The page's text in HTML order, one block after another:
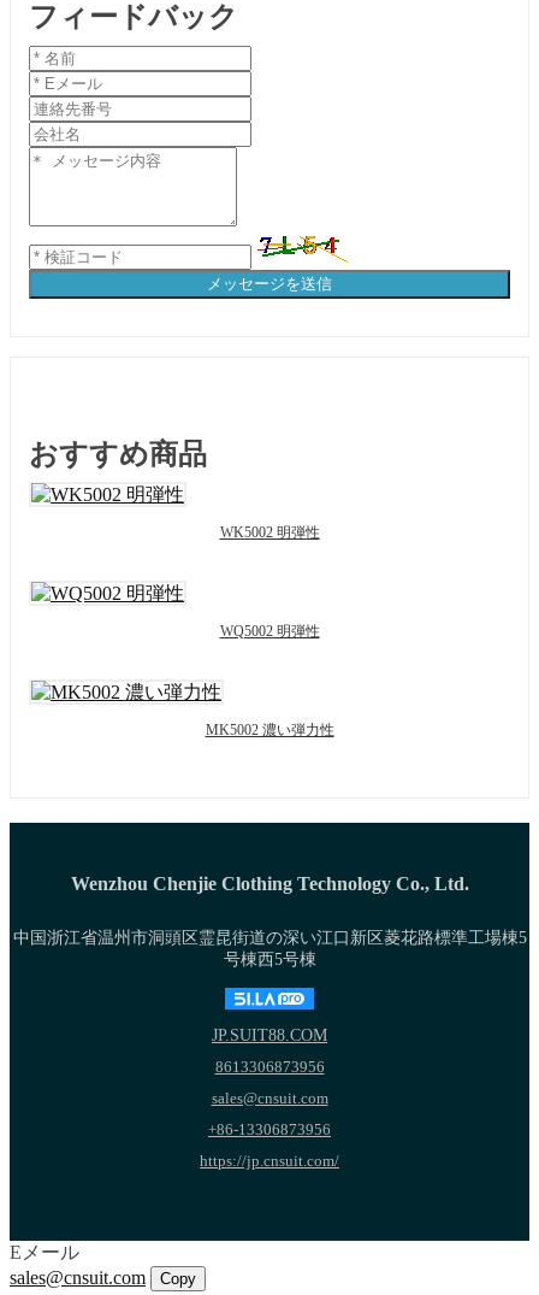
フィードバック
メッセージを送信
おすすめ商品
WK5002 明弾性
WQ5002 明弾性
MK5002 濃い弾力性
Wenzhou Chenjie Clothing Technology Co., Ltd.
中国浙江省温州市洞頭区霊昆街道の深い江口新区菱花路標準工場棟5
号棟西5号棟
JP.SUIT88.COM
8613306873956
sales@cnsuit.com
+86-13306873956
https://jp.cnsuit.com/
Eメール
sales@cnsuit.com
Copy